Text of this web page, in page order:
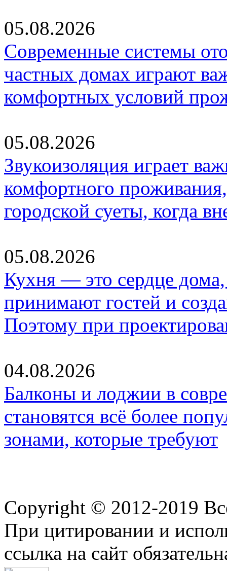
05.08.2026
Современные системы
частных домах играют
комфортных условий
05.08.2026
Звукоизоляция играет
комфортного
городской суеты, когда
05.08.2026
Кухня — это сердце дома,
принимают гостей и
Поэтому при
04.08.2026
Балконы и лоджии в
становятся всё более
зонами, которые требуют
Copyright © 2012-2019
При цитировании и
ссылка на сайт